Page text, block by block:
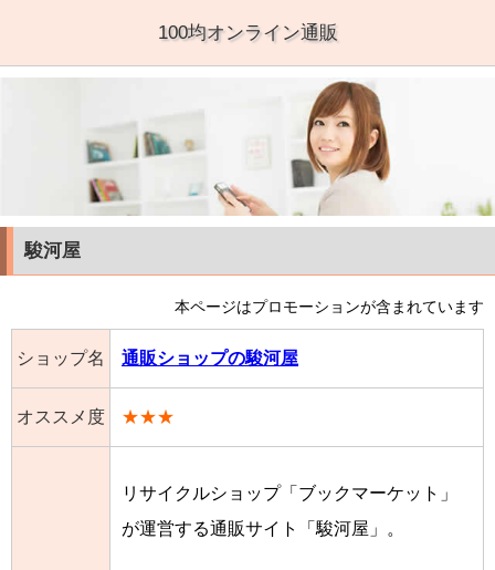
100均オンライン通販
駿河屋
本ページはプロモーションが含まれています
ショップ名 通販ショップの駿河屋
オススメ度 ★★★
リサイクルショップ「ブックマーケット」
が運営する通販サイト「駿河屋」。